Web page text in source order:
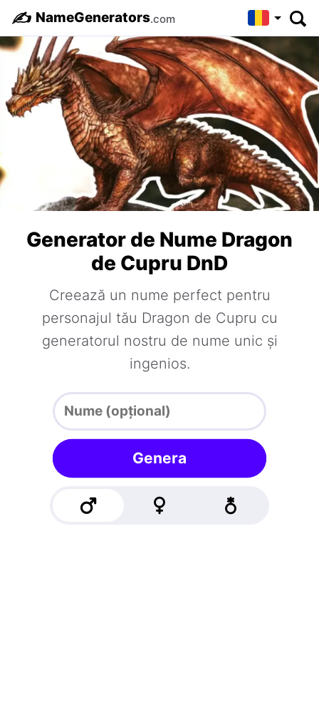
✍️ NameGenerators.com
Generator de Nume Dragon
de Cupru DnD
Creează un nume perfect pentru
personajul tău Dragon de Cupru cu
generatorul nostru de nume unic și
ingenios.
Genera